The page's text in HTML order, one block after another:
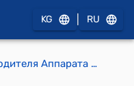
KG RU
Распоряжение Руководителя Аппарата Правительства-министра КР от 19 сентября 2011 года № 167 (О Бакчиеве Дж.А.)